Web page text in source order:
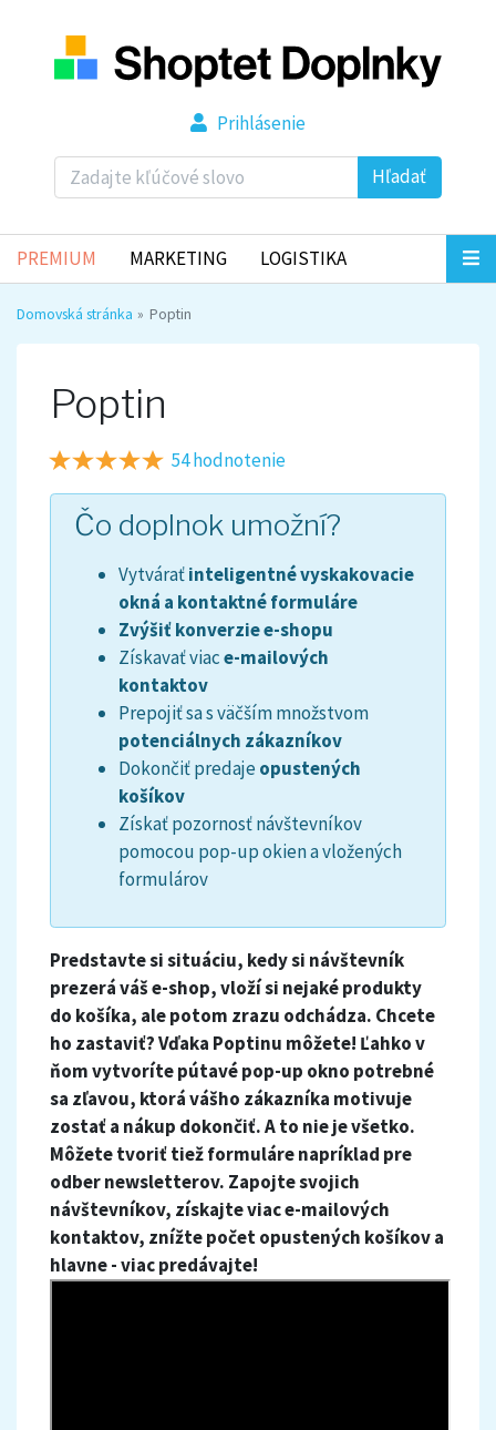
Hľadať
Prihlásenie
PREMIUM MARKETING LOGISTIKA
Domovská stránka Poptin
Poptin
54 hodnotenie
Čo doplnok umožní?
Vytváraťinteligentné vyskakovacie
okná a kontaktné formuláre
Zvýšiť konverzie e-shopu
Získavať viace-mailových
kontaktov
Prepojiť sa s väčším množstvom
potenciálnych zákazníkov
Dokončiť predajeopustených
košíkov
Získať pozornosť návštevníkov
pomocou pop-up okien a vložených
formulárov
Predstavte si situáciu, kedy si návštevník
prezeráváše-shop,vložísi nejaképrodukty
do košíka, ale potom zrazu odchádza. Chcete
ho zastaviť?Vďaka Poptinu môžete! Ľahkov
ňomvytvorítepútavépop-up okno potrebné
sa zľavou, ktorávášho zákazníka motivuje
zostaťa nákup dokončiť.Ato nie je všetko.
Môžete tvoriťtiežformulárenapríklad pre
odbernewsletterov. Zapojtesvojich
návštevníkov, získajteviace-mailových
kontaktov, znížtepočetopustených košíkova
hlavne -viacpredávajte!